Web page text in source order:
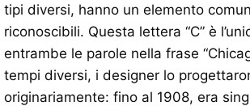
tipi diversi, hanno un elemento
riconoscibili. Questa lettera “C” è
entrambe le parole nella frase
tempi diversi, i designer lo
originariamente: fino al 1908, era